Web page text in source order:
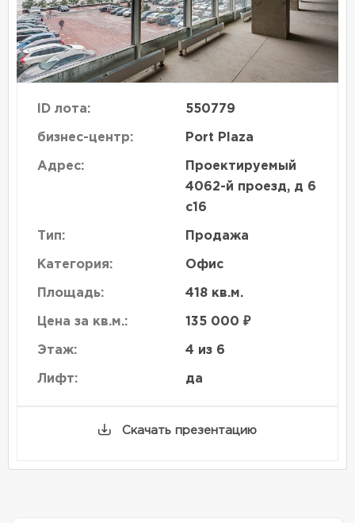
ID лота: 550779
бизнес-центр: Port Plaza
Адрес:
Проектируемый
4062-й проезд, д 6
с16
Тип: Продажа
Категория: Офис
Площадь: 418 кв.м.
Цена за кв.м.: 135 000 ₽
Этаж: 4 из 6
Лифт: да
Скачать презентацию